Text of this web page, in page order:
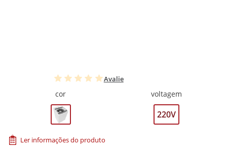
Avalie
cor voltagem
220V
Ler informações do produto